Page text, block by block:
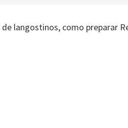
de langostinos, como preparar